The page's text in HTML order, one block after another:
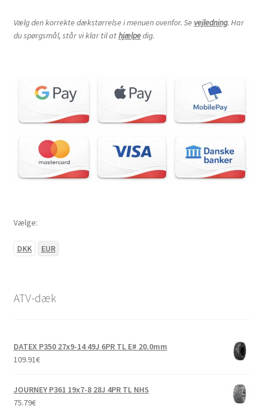
Vælg den korrekte dækstørrelse i menuen ovenfor. Se vejledning. Har
du spørgsmål, står vi klar til athjælpedig.
Vælge:
DKK EUR
ATV-dæk
DATEX P350 27x9-14 49J 6PR TL E# 20.0mm
109.91€
JOURNEY P361 19x7-8 28J 4PR TL NHS
75.79€